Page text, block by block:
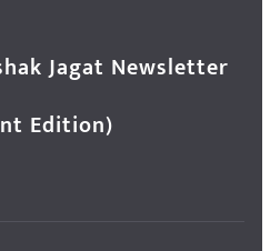
Jagat Newsletter
Edition)